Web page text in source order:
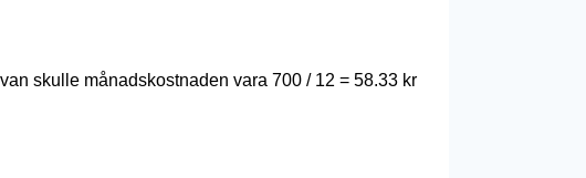
skulle månadskostnaden vara 700 / 12 = 58.33 kr